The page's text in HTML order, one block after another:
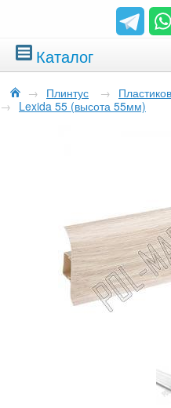
Каталог
→ Плинтус →
→ Lexida 55 (высота 55мм)